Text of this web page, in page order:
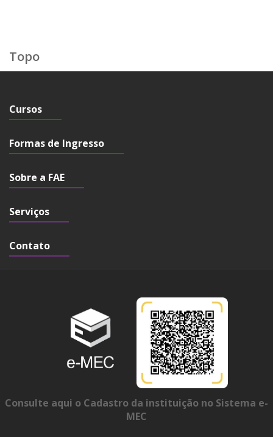
Topo
Cursos
Formas de Ingresso
Sobre a FAE
Serviços
Contato
Consulte aqui o Cadastro da instituição no Sistema e-
MEC